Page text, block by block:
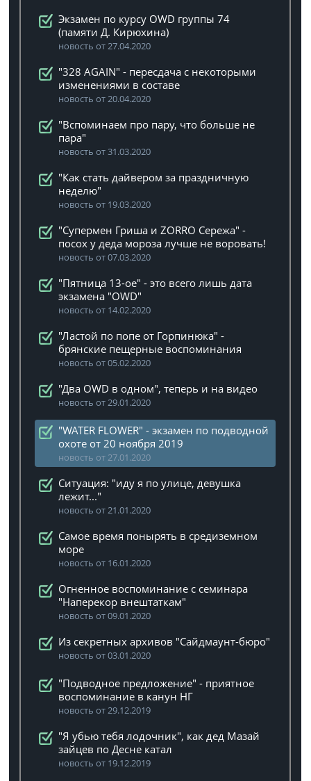
Экзамен по курсу OWD группы 74
(памяти Д. Кирюхина)
новость от 27.04.2020
"328 AGAIN" - пересдача с некоторыми
изменениями в составе
новость от 20.04.2020
"Вспоминаем про пару, что больше не
пара"
новость от 31.03.2020
"Как стать дайвером за праздничную
неделю"
новость от 19.03.2020
"Супермен Гриша и ZORRO Сережа" -
посох у деда мороза лучше не воровать!
новость от 07.03.2020
"Пятница 13-ое" - это всего лишь дата
экзамена "OWD"
новость от 14.02.2020
"Ластой по попе от Горпинюка" -
брянские пещерные воспоминания
новость от 05.02.2020
"Два OWD в одном", теперь и на видео
новость от 29.01.2020
"WATER FLOWER" - экзамен по подводной
охоте от 20 ноября 2019
новость от 27.01.2020
Ситуация: "иду я по улице, девушка
лежит..."
новость от 21.01.2020
Самое время понырять в средиземном
море
новость от 16.01.2020
Огненное воспоминание с семинара
"Наперекор внештаткам"
новость от 09.01.2020
Из секретных архивов "Сайдмаунт-бюро"
новость от 03.01.2020
"Подводное предложение" - приятное
воспоминание в канун НГ
новость от 29.12.2019
"Я убью тебя лодочник", как дед Мазай
зайцев по Десне катал
новость от 19.12.2019